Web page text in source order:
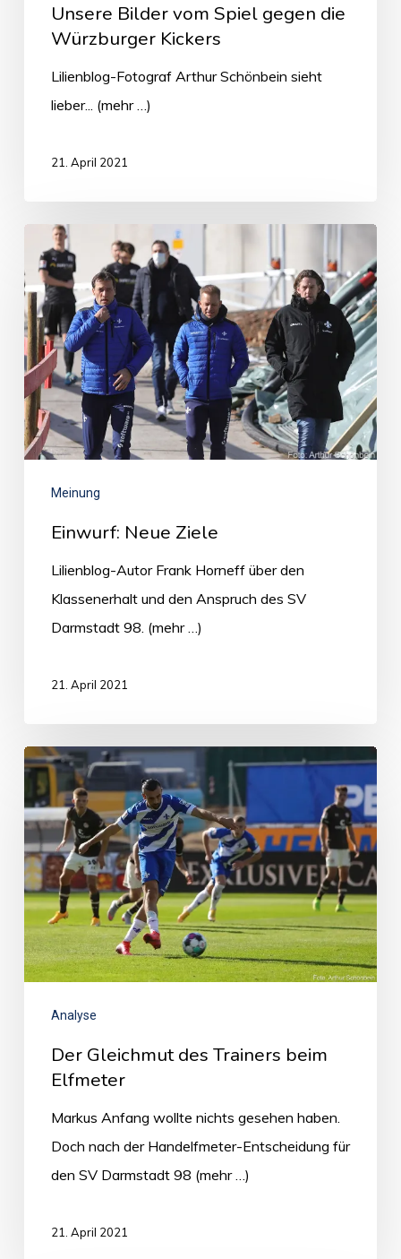
Unsere Bilder vom Spiel gegen die
Würzburger Kickers
Lilienblog-Fotograf Arthur Schönbein sieht
lieber... (mehr …)
21. April 2021
Meinung
Einwurf: Neue Ziele
Lilienblog-Autor Frank Horneff über den
Klassenerhalt und den Anspruch des SV
Darmstadt 98. (mehr …)
21. April 2021
Analyse
Der Gleichmut des Trainers beim
Elfmeter
Markus Anfang wollte nichts gesehen haben.
Doch nach der Handelfmeter-Entscheidung für
den SV Darmstadt 98 (mehr …)
21. April 2021